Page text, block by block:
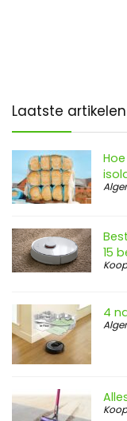
Laatste artikelen
15
4